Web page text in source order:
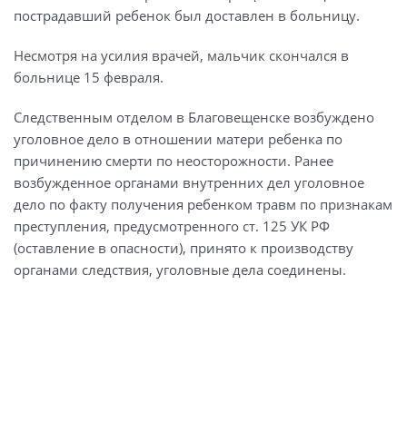
пострадавший ребенок был доставлен в больницу.
Несмотря на усилия врачей, мальчик скончался в
больнице 15 февраля.
Следственным отделом в Благовещенске возбуждено
уголовное дело в отношении матери ребенка по
причинению смерти по неосторожности. Ранее
возбужденное органами внутренних дел уголовное
дело по факту получения ребенком травм по признакам
преступления, предусмотренного ст. 125 УК РФ
(оставление в опасности), принято к производству
органами следствия, уголовные дела соединены.